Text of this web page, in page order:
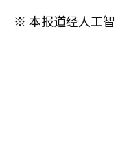
※ 本报道经人工智